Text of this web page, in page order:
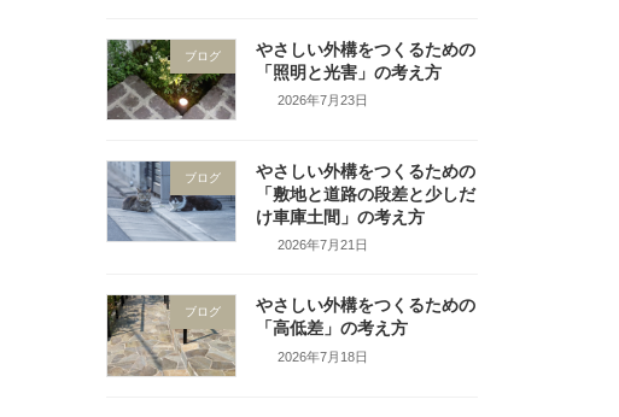
ブログ
やさしい外構をつくるための
「照明と光害」の考え方
2026年7月23日
ブログ
やさしい外構をつくるための
「敷地と道路の段差と少しだ
け車庫土間」の考え方
2026年7月21日
ブログ
やさしい外構をつくるための
「高低差」の考え方
2026年7月18日